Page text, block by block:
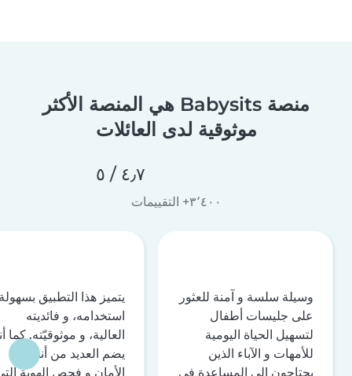
منصة Babysits هي المنصة الأكثر
موثوقية لدى العائلات
٤٫٧ / ٥
٣٬٤٠٠+ التقييمات
وسيلة سلسة و آمنة للعثور
على جليسات أطفال
لتسهيل الحياة اليومية
للأمهات و الآباء الذين
يحتاجون إلى المساعدة في
يتميز هذا التطبيق
استخدامه، و فائديته
العالية، و موثوقيّته. كما
يضم العديد من أنظمة
الأمان و فحص الهوية